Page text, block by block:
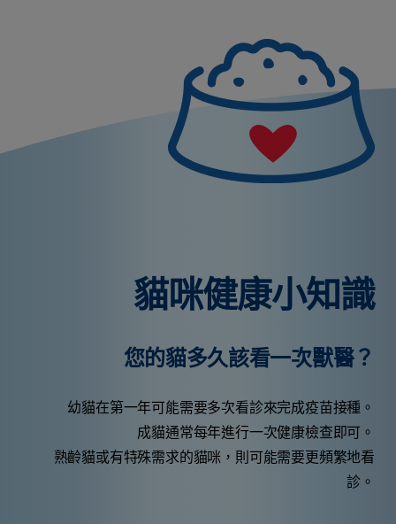
貓咪健康小知識
您的貓多久該看一次獸醫？
幼貓在第一年可能需要多次看診來完成疫苗接種。
成貓通常每年進行一次健康檢查即可。
熟齡貓或有特殊需求的貓咪，則可能需要更頻繁地看
診。